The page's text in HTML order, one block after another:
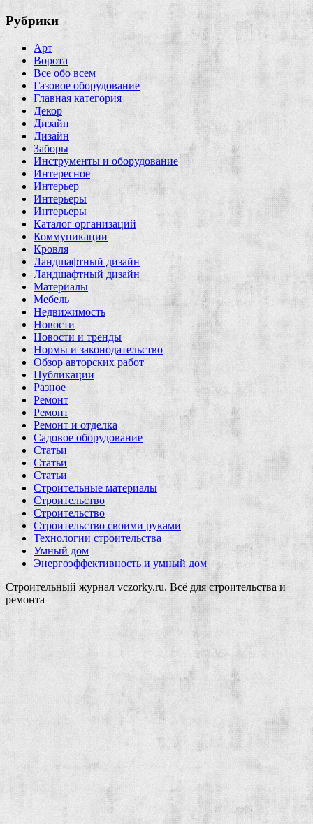
Рубрики
Арт
Ворота
Все обо всем
Газовое оборудование
Главная категория
Декор
Дизайн
Дизайн
Заборы
Инструменты и оборудование
Интересное
Интерьер
Интерьеры
Интерьеры
Каталог организаций
Коммуникации
Кровля
Ландшафтный дизайн
Ландшафтный дизайн
Материалы
Мебель
Недвижимость
Новости
Новости и тренды
Нормы и законодательство
Обзор авторских работ
Публикации
Разное
Ремонт
Ремонт
Ремонт и отделка
Садовое оборудование
Статьи
Статьи
Статьи
Строительные материалы
Строительство
Строительство
Строительство своими руками
Технологии строительства
Умный дом
Энергоэффективность и умный дом
Строительный журнал vczorky.ru. Всё для строительства и
ремонта